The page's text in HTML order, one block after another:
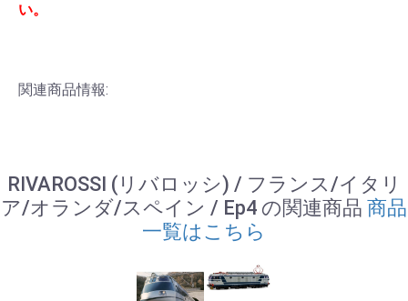
い。
関連商品情報:
RIVAROSSI (リバロッシ) / フランス/イタリ
ア/オランダ/スペイン / Ep4 の関連商品 商品
一覧はこちら